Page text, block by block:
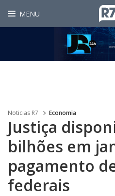
MENU
Noticias R7 Economia
Justiça
bilhões em
pagamento
federais